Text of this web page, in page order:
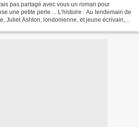
pas partagé avec vous un roman pour
une petite perle ... L’histoire : Au lendemain de
Juliet Ashton, londonienne, et jeune écrivain,